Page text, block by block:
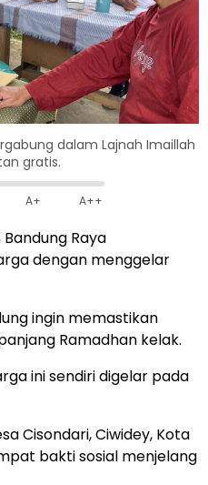
dalam Lajnah Imaillah
gratis.
A+ A++
Raya
dengan menggelar
ingin memastikan
Ramadhan kelak.
ini sendiri digelar pada
Cisondari, Ciwidey, Kota
bakti sosial menjelang